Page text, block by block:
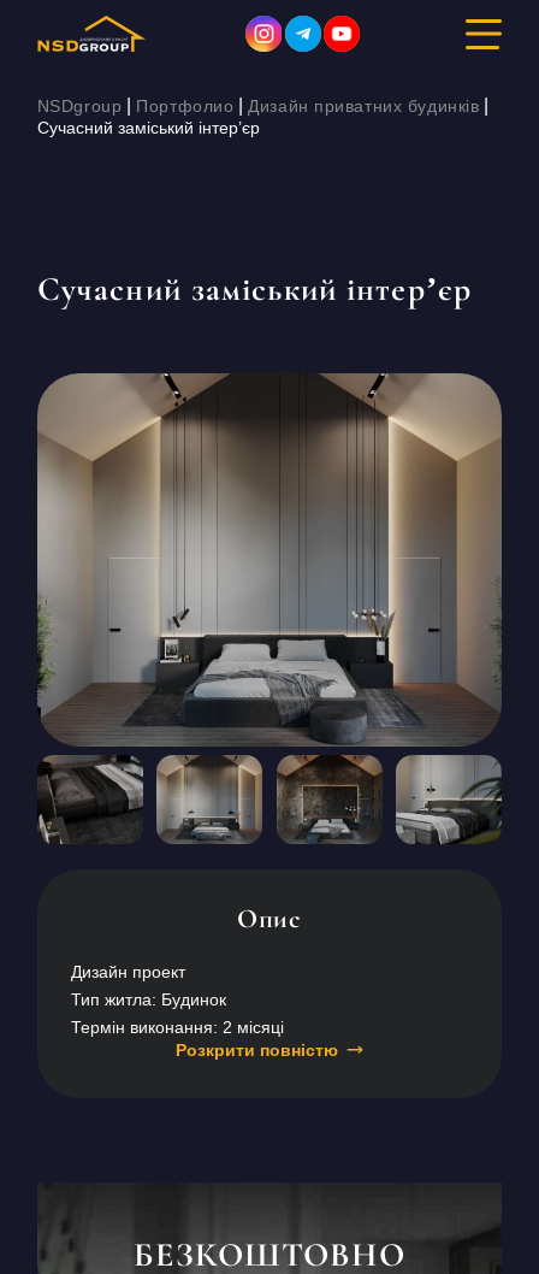
БУДІВНИЦТВО
ВАРТІСТЬ
ПРО КОМПАНІЮ
БЛОГ
RU
+380671500551
Замовити дзвінок зараз
NSDgroup Портфолио Дизайн приватних будинків
Сучасний заміський інтер’єр
Сучасний заміський інтер’єр
Опис
Дизайн проект
Тип житла: Будинок
Термін виконання: 2 місяці
Розкрити повністю
БЕЗКОШТОВНО